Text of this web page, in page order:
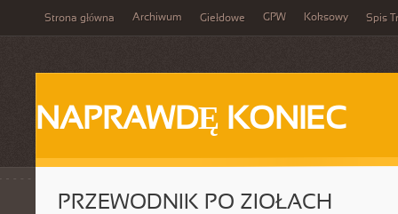
Strona główna Archiwum Giełdowe GPW Koksowy Spis
NAPRAWDĘ KONIEC
PRZEWODNIK PO ZIOŁACH